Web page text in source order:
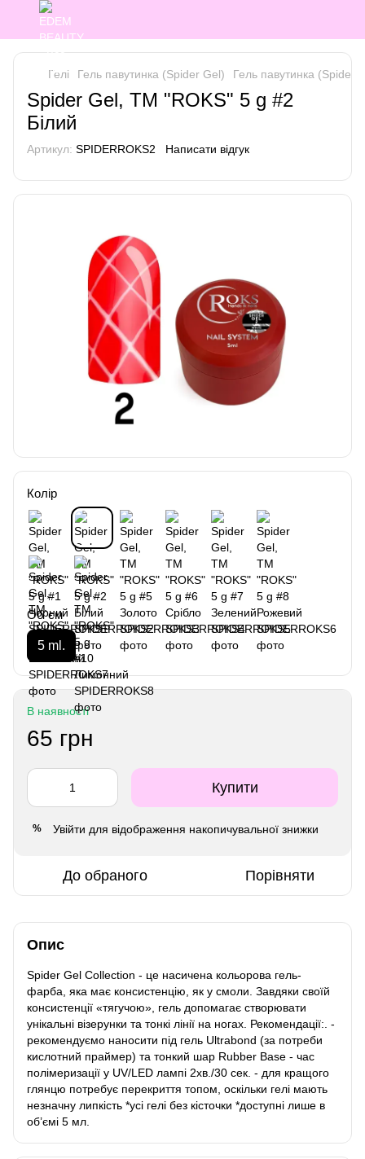
Гелі Гель павутинка (Spider Gel) Гель павутинка (Spider
Spider Gel, ТМ "ROKS" 5 g #2
Білий
Артикул: SPIDERROKS2 Написати відгук
Колір
Об`єм
5 ml.
В наявності
65 грн
Купити
% Увійти для відображення накопичувальної знижки
До обраного Порівняти
Опис
Spider Gel Collection - це насичена кольорова гель-
фарба, яка має консистенцію, як у смоли. Завдяки своїй
консистенції «тягучою», гель допомагає створювати
унікальні візерунки та тонкі лінії на ногах. Рекомендації:. -
рекомендуємо наносити під гель Ultrabond (за потреби
кислотний праймер) та тонкий шар Rubber Base - час
полімеризації у UV/LED лампі 2хв./30 сек. - для кращого
глянцю потребує перекриття топом, оскільки гелі мають
незначну липкість *усі гелі без кісточки *доступні лише в
об’ємі 5 мл.